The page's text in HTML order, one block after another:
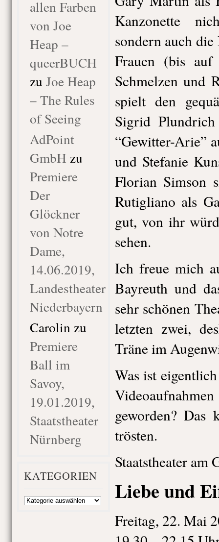
allen Farben
von Joe
Heap –
queerBUCH
zu Joe Heap
– The Rules
of Seeing
AdPoint
GmbH zu
Premiere
Der
Glöckner
von Notre
Dame,
14.06.2019,
Landestheater
Niederbayern
Carolin zu
Premiere
Ball im
Savoy,
19.01.2019,
Staatstheater
Nürnberg
KATEGORIEN
Kategorien
Kanzonette
sondern auch die
Frauen (bis
Schmelzen und
spielt den
Sigrid
“Gewitter-Arie”
und Stefanie
Florian Simson
Rutigliano als
gut, von ihr
sehen.
Ich freue mich
Bayreuth und
sehr schönen
letzten zwei,
Träne im
Was ist
geworden? Das
trösten.
Staatstheater am
Liebe und
Freitag, 22. Mai